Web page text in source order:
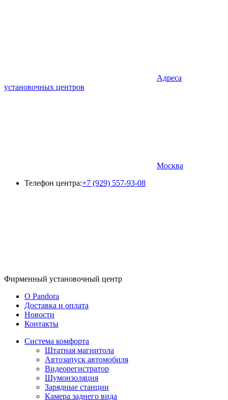
Адреса
установочных центров
Москва
Телефон центра:+7 (929) 557-93-08
Фирменный установочный центр
O Pandora
Доставка и оплата
Новости
Контакты
Система комфорта
Штатная магнитола
Автозапуск автомобиля
Видеорегистратор
Шумоизоляция
Зарядные станции
Камера заднего вида